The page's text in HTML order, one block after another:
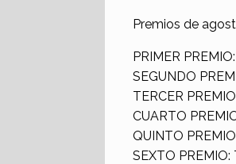
Premios de
PRIMER
SEGUNDO
TERCER
CUARTO
QUINTO
SEXTO PREMIO: